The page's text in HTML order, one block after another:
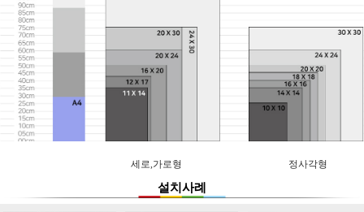
세로,가로형 정사각형
설치사례